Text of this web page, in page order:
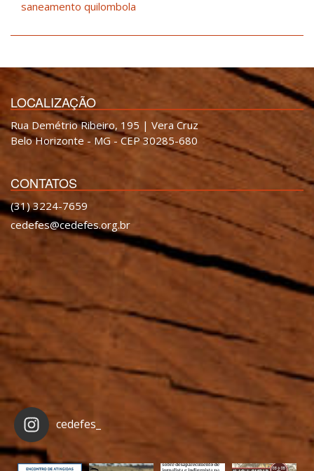
saneamento quilombola
LOCALIZAÇÃO
Rua Demétrio Ribeiro, 195 | Vera Cruz
Belo Horizonte - MG - CEP 30285-680
CONTATOS
(31) 3224-7659
cedefes@cedefes.org.br
cedefes_